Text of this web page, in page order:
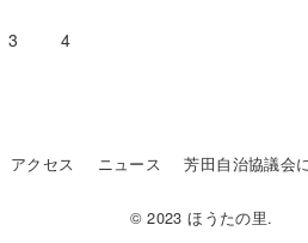
3 4
アクセス ニュース 芳田自治協議会
© 2023 ほうたの里.